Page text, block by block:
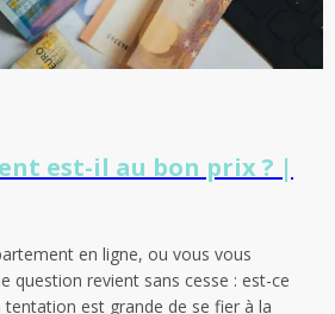
est-il au bon prix ? |
en ligne, ou vous vous
question revient sans cesse : est-ce
est grande de se fier à la